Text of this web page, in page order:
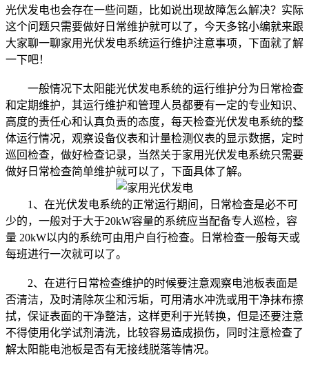
光伏发电也会存在一些问题，比如说出现故障怎么解决？实际
这个问题只需要做好日常维护就可以了，今天多铭小编就来跟
大家聊一聊家用光伏发电系统运行维护注意事项，下面就了解
一下吧！
一般情况下太阳能光伏发电系统的运行维护分为日常检查
和定期维护，其运行维护和管理人员都要有一定的专业知识、
高度的责任心和认真负责的态度，每天检查光伏发电系统的整
体运行情况，观察设备仪表和计量检测仪表的显示数据，定时
巡回检查，做好检查记录，当然关于家用光伏发电系统只需要
做好日常检查简单维护就可以了，下面具体了解。
1、在光伏发电系统的正常运行期间，日常检查是必不可
少的，一般对于大于20kW容量的系统应当配备专人巡检，容
量 20kW以内的系统可由用户自行检查。日常检查一般每天或
每班进行一次就可以了。
2、在进行日常检查维护的时候要注意观察电池板表面是
否清洁，及时清除灰尘和污垢，可用清水冲洗或用干净抹布擦
拭，保证表面的干净整洁，这样更利于光转换，但是还要注意
不得使用化学试剂清洗，比较容易造成损伤，同时注意检查了
解太阳能电池板是否有无接线脱落等情况。